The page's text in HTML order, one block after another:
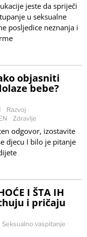
jeste da spriječi
u seksualne
posljedice neznanja i
objasniti
bebe?
· Razvoj ·
· Zdravlje
odgovor, izostavite
djecu I bilo je pitanje
I ŠTA IH
i pričaju
Seksualno vaspitanje ·